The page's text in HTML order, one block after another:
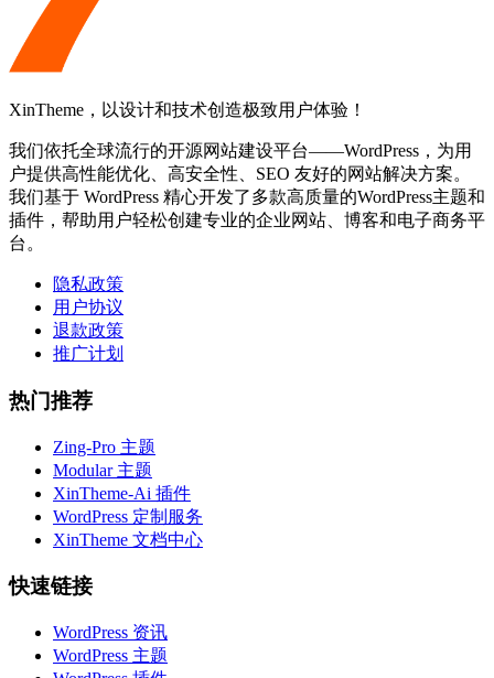
XinTheme，以设计和技术创造极致用户体验！
我们依托全球流行的开源网站建设平台——WordPress，为用
户提供高性能优化、高安全性、SEO 友好的网站解决方案。
我们基于 WordPress 精心开发了多款高质量的WordPress主题和
插件，帮助用户轻松创建专业的企业网站、博客和电子商务平
台。
隐私政策
用户协议
退款政策
推广计划
热门推荐
Zing-Pro 主题
Modular 主题
XinTheme-Ai 插件
WordPress 定制服务
XinTheme 文档中心
快速链接
WordPress 资讯
WordPress 主题